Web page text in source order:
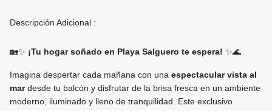
Descripción Adicional :
🏡✨ ¡Tu hogar soñado en Playa Salguero te espera! ✨🌊
Imagina despertar cada mañana con una espectacular vista al
mardesde tu balcón y disfrutar de la brisa fresca en un ambiente
moderno, iluminado y lleno de tranquilidad. Este exclusivo